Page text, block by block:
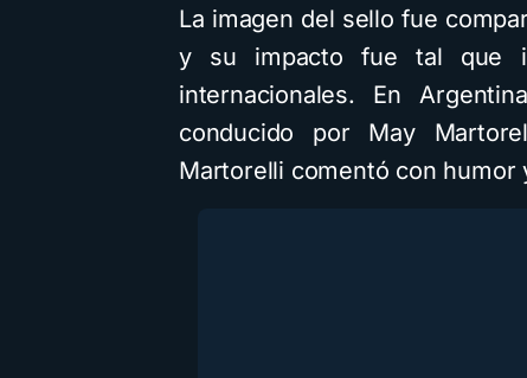
La imagen del sello fue
y su impacto fue tal que
internacionales. En
conducido por May
Martorelli comentó con humor